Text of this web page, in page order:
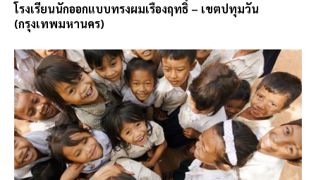
โรงเรียนนักออกแบบทรงผมเรืองฤทธิ์ – เขตปทุมวัน
(กรุงเทพมหานคร)